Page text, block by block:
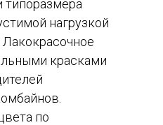
нагрузкой
Лакокрасочное
красками
по